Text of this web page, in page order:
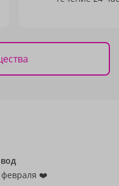
февраля ❤️